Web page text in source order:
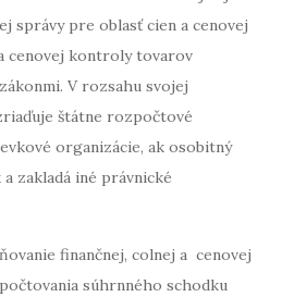
správy pre oblasť cien a cenovej
cenovej kontroly tovarov
V rozsahu svojej
štátne rozpočtové
organizácie, ak osobitný
zakladá iné právnické
finančnej, colnej a cenovej
súhrnného schodku